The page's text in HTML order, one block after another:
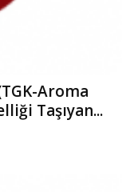
Aroma
Taşıyan...